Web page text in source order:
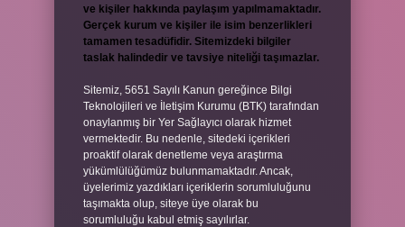
ve kişiler hakkında paylaşım yapılmamaktadır.
Gerçek kurum ve kişiler ile isim benzerlikleri
tamamen tesadüfidir. Sitemizdeki bilgiler
taslak halindedir ve tavsiye niteliği taşımazlar.
Sitemiz, 5651 Sayılı Kanun gereğince Bilgi
Teknolojileri ve İletişim Kurumu (BTK) tarafından
onaylanmış bir Yer Sağlayıcı olarak hizmet
vermektedir. Bu nedenle, sitedeki içerikleri
proaktif olarak denetleme veya araştırma
yükümlülüğümüz bulunmamaktadır. Ancak,
üyelerimiz yazdıkları içeriklerin sorumluluğunu
taşımakta olup, siteye üye olarak bu
sorumluluğu kabul etmiş sayılırlar.